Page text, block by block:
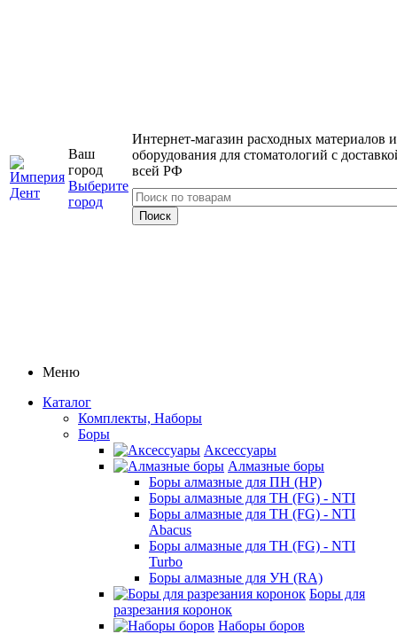
Ваш
город
Выберите
город
Интернет-магазин расходных материалов и
оборудования для стоматологий с
всей РФ
Меню
Каталог
Комплекты, Наборы
Боры
Аксессуары
Алмазные боры
Боры алмазные для ПН (HP)
Боры алмазные для ТН (FG) - NTI
Боры алмазные для ТН (FG) - NTI
Abacus
Боры алмазные для ТН (FG) - NTI
Turbo
Боры алмазные для УН (RA)
Боры для
разрезания коронок
Наборы боров